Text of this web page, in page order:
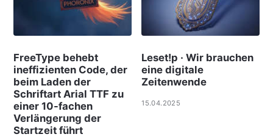
FreeType behebt
ineffizienten Code, der
beim Laden der
Schriftart Arial TTF zu
einer 10-fachen
Verlängerung der
Startzeit führt
Leset!p · Wir brauchen
eine digitale
Zeitenwende
15.04.2025